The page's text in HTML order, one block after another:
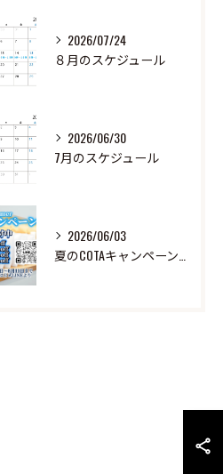
2026/07/24
８月のスケジュール
2026/06/30
7月のスケジュール
2026/06/03